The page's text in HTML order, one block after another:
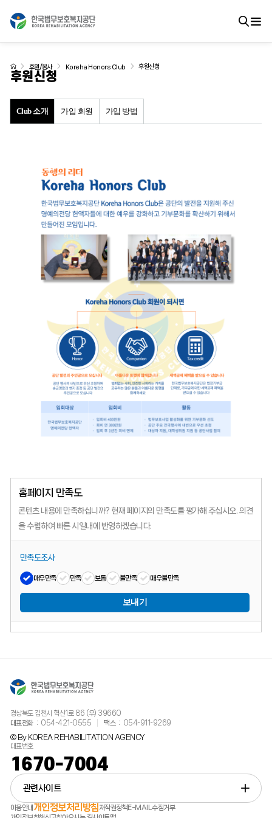
후원신청
후원/봉사 Koreha Honors Club 후원신청
Club 소개 가입 회원 가입 방법
홈페이지 만족도
콘텐츠 내용에 만족하십니까? 현재 페이지의 만족도를 평가해 주십시오. 의견
을 수렴하여 빠른 시일내에 반영하겠습니다.
만족도조사
매우만족 만족 보통 불만족 매우불만족
보내기
이용안내 개인정보처리방침저작권정책E-MAIL수집거부
경상북도 김천시 혁신1로 86 (우) 39660
대표전화
054-421-0555 팩스 054-911-9269
© By KOREA REHABILITATION AGENCY
대표번호
1670-7004
관련사이트